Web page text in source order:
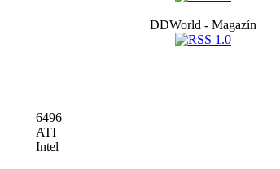
6496
ATI
Intel
DDWorld - Magazín